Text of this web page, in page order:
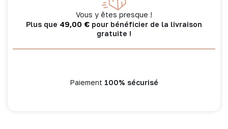
Vous y êtes presque !
Plus que 49,00 € pour bénéficier de la livraison
gratuite !
Paiement 100% sécurisé